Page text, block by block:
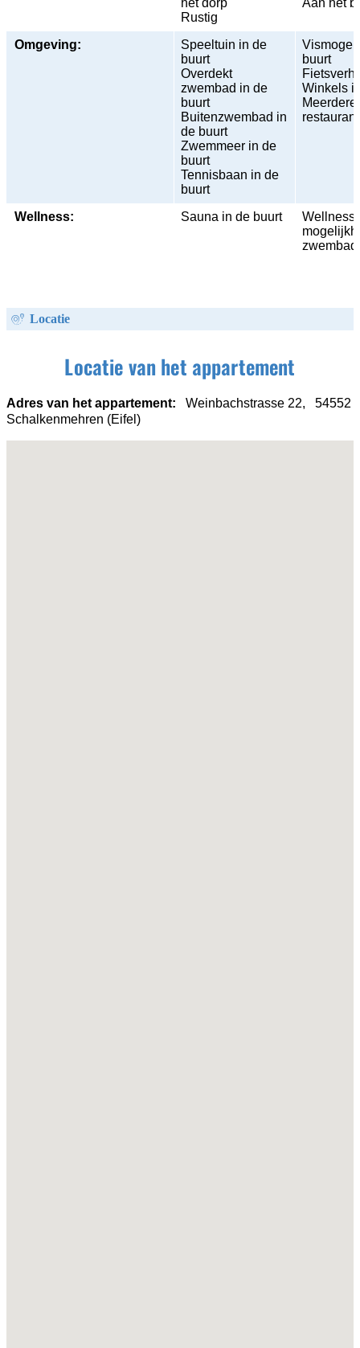
het dorp
Rustig
Aan het
Omgeving:
Speeltuin in de
buurt
Overdekt
zwembad in de
buurt
Buitenzwembad in
de buurt
Zwemmeer in de
buurt
Tennisbaan in de
buurt
buurt
Winkels
Wellness: Sauna in de buurt
Wellness
Locatie
Locatie van het appartement
Adres van het appartement:
Weinbachstrasse 22, 54552
Schalkenmehren (Eifel)